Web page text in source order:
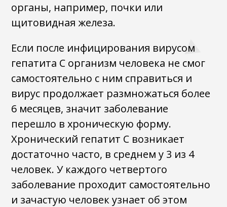
органы, например, почки или
щитовидная железа.
Если после инфицирования вирусом
гепатита С организм человека не смог
самостоятельно с ним справиться и
вирус продолжает размножаться более
6 месяцев, значит заболевание
перешло в хроническую форму.
Хронический гепатит С возникает
достаточно часто, в среднем у 3 из 4
человек. У каждого четвертого
заболевание проходит самостоятельно
и зачастую человек узнает об этом